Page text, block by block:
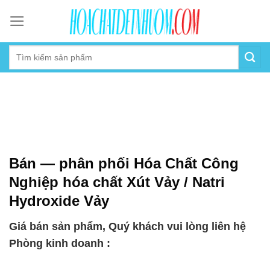
content
Bán — phân phối Hóa Chất Công
Nghiệp hóa chất Xút Vảy / Natri
Hydroxide Vảy
Giá bán sản phẩm, Quý khách vui lòng liên hệ
Phòng kinh doanh :